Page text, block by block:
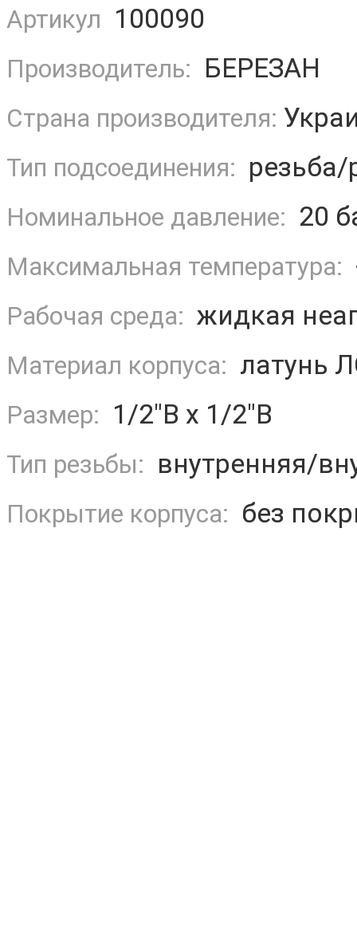
Артикул 100090
Производитель: БЕРЕЗАН
Страна производителя:
Тип подсоединения: резьба/
Номинальное давление: 20
Максимальная температура:
Рабочая среда: жидкая
Материал корпуса: латунь
Размер: 1/2"В х 1/2"В
Тип резьбы: внутренняя/
Покрытие корпуса: без